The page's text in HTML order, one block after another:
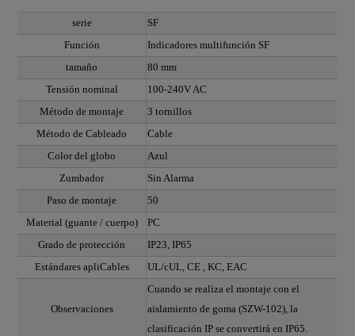
serie
SF
Función
Indicadores multifunción SF
tamaño
80 mm
Tensión nominal
100-240V AC
Método de montaje
3 tornillos
Método de Cableado
Cable
Color del globo
Azul
Zumbador
Sin Alarma
Paso de montaje
50
Material (guante / cuerpo)
PC
Grado de protección
IP23, IP65
Estándares apliCables
UL/cUL, CE , KC, EAC
Observaciones
Cuando se realiza el montaje con el
aislamiento de goma (SZW-102), la
clasificación IP se convertirá en IP65.